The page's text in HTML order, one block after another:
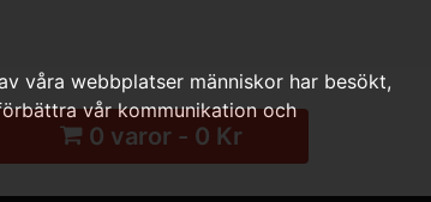
0 varor - 0 Kr
våra webbplatser människor har besökt,
vår kommunikation och